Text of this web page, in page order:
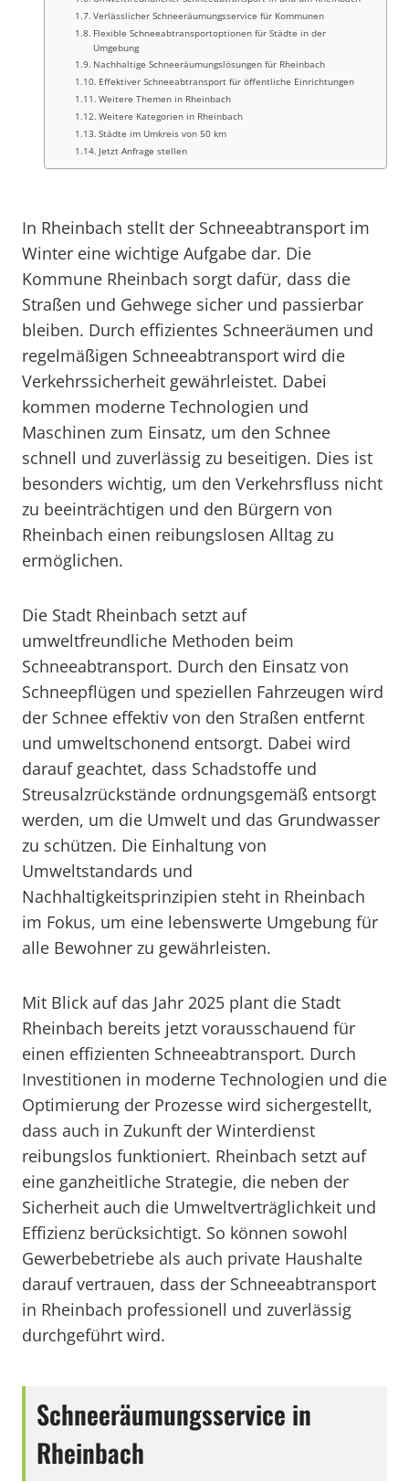
Verlässlicher Schneeräumungsservice für Kommunen
Flexible Schneeabtransportoptionen für Städte in der
Umgebung
Nachhaltige Schneeräumungslösungen für Rheinbach
Effektiver Schneeabtransport für öffentliche Einrichtungen
Weitere Themen in Rheinbach
Weitere Kategorien in Rheinbach
Städte im Umkreis von 50 km
Jetzt Anfrage stellen
In Rheinbach stellt der Schneeabtransport im
Winter eine wichtige Aufgabe dar. Die
Kommune Rheinbach sorgt dafür, dass die
Straßen und Gehwege sicher und passierbar
bleiben. Durch effizientes Schneeräumen und
regelmäßigen Schneeabtransport wird die
Verkehrssicherheit gewährleistet. Dabei
kommen moderne Technologien und
Maschinen zum Einsatz, um den Schnee
schnell und zuverlässig zu beseitigen. Dies ist
besonders wichtig, um den Verkehrsfluss nicht
zu beeinträchtigen und den Bürgern von
Rheinbach einen reibungslosen Alltag zu
ermöglichen.
Die Stadt Rheinbach setzt auf
umweltfreundliche Methoden beim
Schneeabtransport. Durch den Einsatz von
Schneepflügen und speziellen Fahrzeugen wird
der Schnee effektiv von den Straßen entfernt
und umweltschonend entsorgt. Dabei wird
darauf geachtet, dass Schadstoffe und
Streusalzrückstände ordnungsgemäß entsorgt
werden, um die Umwelt und das Grundwasser
zu schützen. Die Einhaltung von
Umweltstandards und
Nachhaltigkeitsprinzipien steht in Rheinbach
im Fokus, um eine lebenswerte Umgebung für
alle Bewohner zu gewährleisten.
Mit Blick auf das Jahr 2025 plant die Stadt
Rheinbach bereits jetzt vorausschauend für
einen effizienten Schneeabtransport. Durch
Investitionen in moderne Technologien und die
Optimierung der Prozesse wird sichergestellt,
dass auch in Zukunft der Winterdienst
reibungslos funktioniert. Rheinbach setzt auf
eine ganzheitliche Strategie, die neben der
Sicherheit auch die Umweltverträglichkeit und
Effizienz berücksichtigt. So können sowohl
Gewerbebetriebe als auch private Haushalte
darauf vertrauen, dass der Schneeabtransport
in Rheinbach professionell und zuverlässig
durchgeführt wird.
Schneeräumungsservice in
Rheinbach